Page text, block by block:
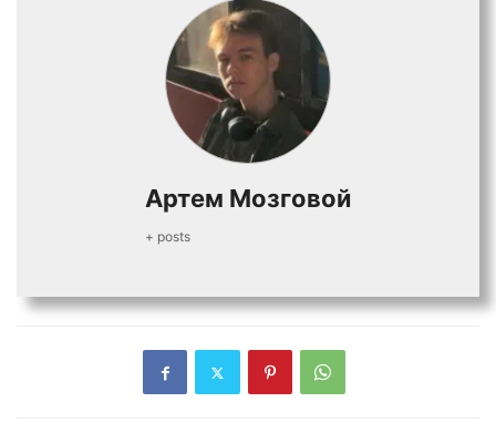
Артем Мозговой
+ posts